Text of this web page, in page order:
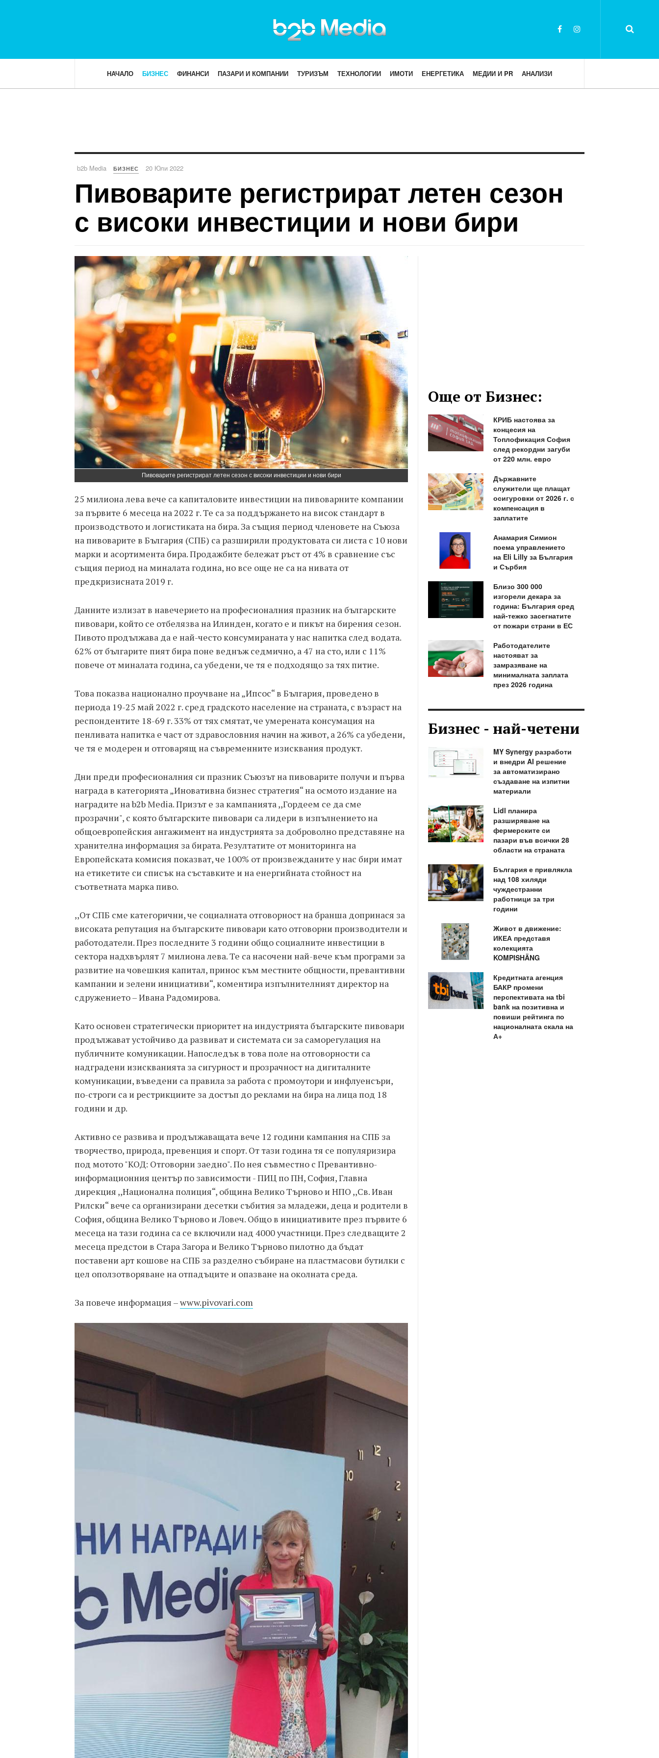
НАЧАЛО БИЗНЕС ФИНАНСИ ПАЗАРИ И КОМПАНИИ ТУРИЗЪМ ТЕХНОЛОГИИ ИМОТИ ЕНЕРГЕТИКА МЕДИИ И PR АНАЛИЗИ
b2b Media БИЗНЕС 20 Юли 2022
Пивоварите регистрират летен сезон
с високи инвестиции и нови бири
Пивоварите регистрират летен сезон с високи инвестиции и нови бири
25 милиона лева вече са капиталовите инвестиции на пивоварните компании
за първите 6 месеца на 2022 г. Те са за поддържането на висок стандарт в
производството и логистиката на бира. За същия период членовете на Съюза
на пивоварите в България (СПБ) са разширили продуктовата си листа с 10 нови
марки и асортимента бира. Продажбите бележат ръст от 4% в сравнение със
същия период на миналата година, но все още не са на нивата от
предкризисната 2019 г.
Данните излизат в навечерието на професионалния празник на българските
пивовари, който се отбелязва на Илинден, когато е и пикът на бирения сезон.
Пивото продължава да е най-често консумираната у нас напитка след водата.
62% от българите пият бира поне веднъж седмично, а 47 на сто, или с 11%
повече от миналата година, са убедени, че тя е подходящо за тях питие.
Това показва национално проучване на „Ипсос“ в България, проведено в
периода 19-25 май 2022 г. сред градското население на страната, с възраст на
респондентите 18-69 г. 33% от тях смятат, че умерената консумация на
пенливата напитка е част от здравословния начин на живот, а 26% са убедени,
че тя е модерен и отговарящ на съвременните изисквания продукт.
Дни преди професионалния си празник Съюзът на пивоварите получи и първа
награда в категорията „Иновативна бизнес стратегия“ на осмото издание на
наградите на b2b Media. Призът е за кампанията ,,Гордеем се да сме
прозрачни", с която българските пивовари са лидери в изпълнението на
общоевропейския ангажимент на индустрията за доброволно представяне на
хранителна информация за бирата. Резултатите от мониторинга на
Европейската комисия показват, че 100% от произвежданите у нас бири имат
на етикетите си списък на съставките и на енергийната стойност на
съответната марка пиво.
,,От СПБ сме категорични, че социалната отговорност на бранша допринася за
високата репутация на българските пивовари като отговорни производители и
работодатели. През последните 3 години общо социалните инвестиции в
сектора надхвърлят 7 милиона лева. Те са насочени най-вече към програми за
развитие на човешкия капитал, принос към местните общности, превантивни
кампании и зелени инициативи“, коментира изпълнителният директор на
сдружението – Ивана Радомирова.
Като основен стратегически приоритет на индустрията българските пивовари
продължават устойчиво да развиват и системата си за саморегулация на
публичните комуникации. Напоследък в това поле на отговорности са
надградени изискванията за сигурност и прозрачност на дигиталните
комуникации, въведени са правила за работа с промоутори и инфлуенсъри,
по-строги са и рестрикциите за достъп до реклами на бира на лица под 18
години и др.
Активно се развива и продължаващата вече 12 години кампания на СПБ за
творчество, природа, превенция и спорт. От тази година тя се популяризира
под мотото "КОД: Отговорни заедно". По нея съвместно с Превантивно-
информационния център по зависимости - ПИЦ по ПН, София, Главна
дирекция ,,Национална полиция“, община Велико Търново и НПО ,,Св. Иван
Рилски“ вече са организирани десетки събития за младежи, деца и родители в
София, община Велико Търново и Ловеч. Общо в инициативите през първите 6
месеца на тази година са се включили над 4000 участници. През следващите 2
месеца предстои в Стара Загора и Велико Търново пилотно да бъдат
поставени арт кошове на СПБ за разделно събиране на пластмасови бутилки с
цел оползотворяване на отпадъците и опазване на околната среда.
За повече информация –www.pivovari.com
Още от Бизнес:
КРИБ настоява за
концесия на
Топлофикация София
след рекордни загуби
от 220 млн. евро
Държавните
служители ще плащат
осигуровки от 2026 г. с
компенсация в
заплатите
Анамария Симион
поема управлението
на Eli Lilly за България
и Сърбия
Близо 300 000
изгорели декара за
година: България сред
най-тежко засегнатите
от пожари страни в ЕС
Работодателите
настояват за
замразяване на
минималната заплата
през 2026 година
Бизнес - най-четени
MY Synergy разработи
и внедри AI решение
за автоматизирано
създаване на изпитни
материали
Lidl планира
разширяване на
фермерските си
пазари във всички 28
области на страната
България е привлякла
над 108 хиляди
чуждестранни
работници за три
години
Живот в движение:
ИКЕА представя
колекцията
KOMPISHÄNG
Кредитната агенция
БАКР промени
перспективата на tbi
bank на позитивна и
повиши рейтинга по
националната скала на
А+